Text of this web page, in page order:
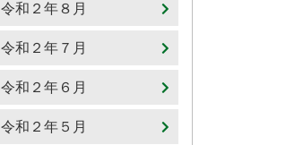
令和２年８月
令和２年７月
令和２年６月
令和２年５月